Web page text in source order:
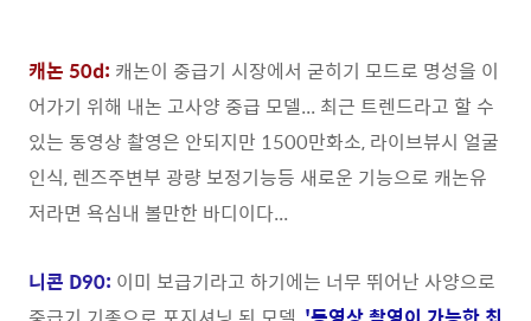
캐논 50d: 캐논이 중급기 시장에서 굳히기 모드로 명성을 이
어가기 위해 내논 고사양 중급 모델... 최근 트렌드라고 할 수
있는 동영상 촬영은 안되지만 1500만화소, 라이브뷰시 얼굴
인식, 렌즈주변부 광량 보정기능등 새로운 기능으로 캐논유
저라면 욕심내 볼만한 바디이다...
니콘 D90: 이미 보급기라고 하기에는 너무 뛰어난 사양으로